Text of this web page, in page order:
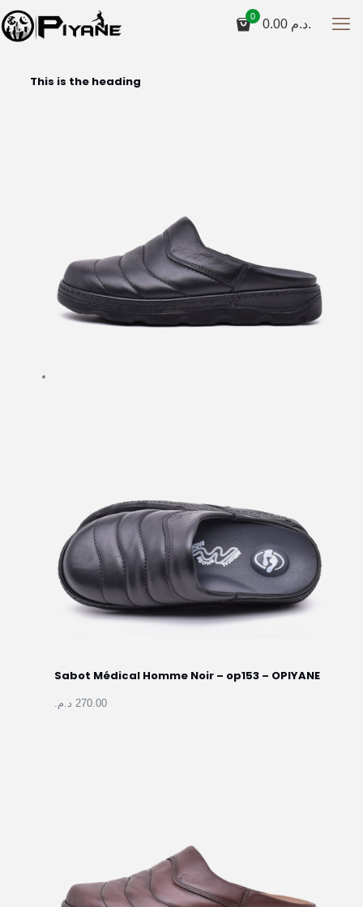
0
0.00 د.م.
This is the heading
Sabot Médical Homme Noir – op153 – OPIYANE
270.00 د.م.